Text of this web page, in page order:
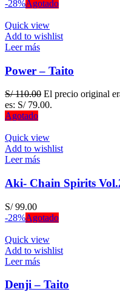
-28%Agotado
Quick view
Add to wishlist
Leer más
Power – Taito
S/110.00 El precio original
es: S/ 79.00.
Agotado
Quick view
Add to wishlist
Leer más
Aki- Chain Spirits
S/99.00
-28%Agotado
Quick view
Add to wishlist
Leer más
Denji – Taito